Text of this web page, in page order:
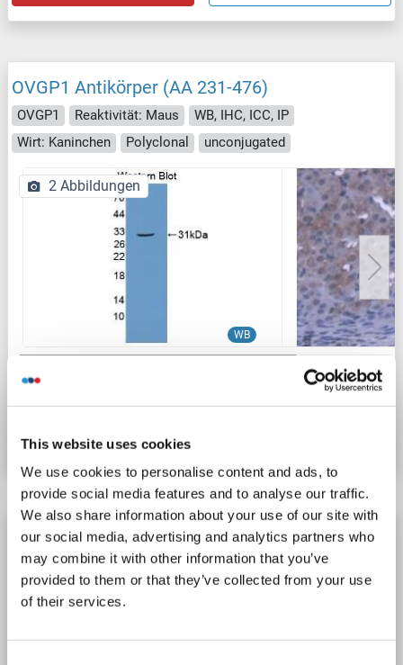
This website uses cookies
We use cookies to personalise content and ads, to
provide social media features and to analyse our traffic.
We also share information about your use of our site with
our social media, advertising and analytics partners who
may combine it with other information that you’ve
provided to them or that they’ve collected from your use
of their services.
OVGP1 Antikörper (AA 231-476)
OVGP1 Reaktivität: Maus
WB, IHC, ICC, IP
Wirt: Kaninchen
Polyclonal unconjugated
WB
2 Abbildungen
Datenblatt
OVGP1 Antikörper
OVGP1 Reaktivität: Human
WB, IHC, ICC, IP
Wirt: Kaninchen
Polyclonal unconjugated
Produktnummer ABIN7643915